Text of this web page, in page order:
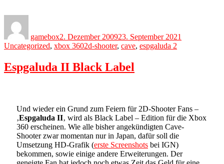
gamebox2. Dezember 200923. September 2021
Uncategorized, xbox 360Tags
2d-shooter, cave, espgaluda 2
Espgaluda II Black Label
Und wieder ein Grund zum Feiern für 2D-Shooter Fans –
‚Espgaluda II‚ wird als Black Label – Edition für die Xbox
360 erscheinen. Wie alle bisher angekündigten Cave-
Shooter zwar momentan nur in Japan, dafür soll die
Umsetzung HD-Grafik (erste Screenshots bei IGN)
bekommen, sowie einige andere Erweiterungen. Der